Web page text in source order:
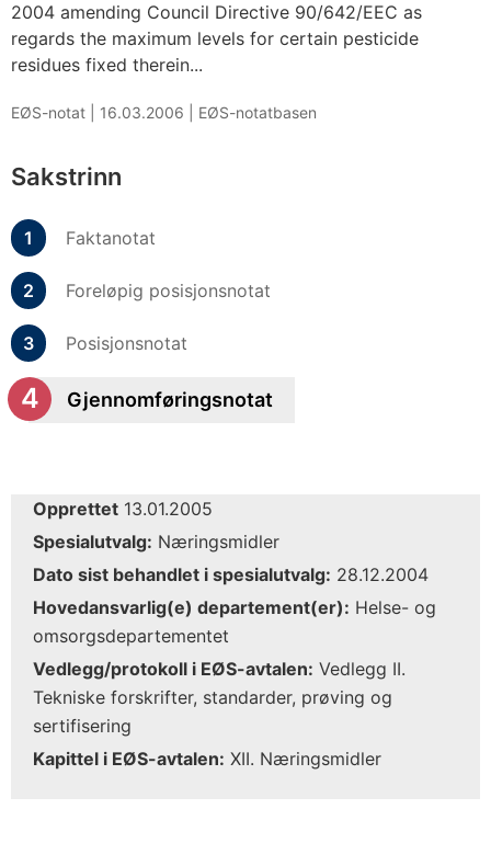
2004 amending Council Directive 90/642/EEC as
regards the maximum levels for certain pesticide
residues fixed therein...
EØS-notat | 16.03.2006 EØS-notatbasen
Sakstrinn
Faktanotat
Foreløpig posisjonsnotat
Posisjonsnotat
Gjennomføringsnotat
Opprettet 13.01.2005
Spesialutvalg: Næringsmidler
Dato sist behandlet i spesialutvalg: 28.12.2004
Hovedansvarlig(e) departement(er): Helse- og
omsorgsdepartementet
Vedlegg/protokoll i EØS-avtalen: Vedlegg II.
Tekniske forskrifter, standarder, prøving og
sertifisering
Kapittel i EØS-avtalen: XII. Næringsmidler